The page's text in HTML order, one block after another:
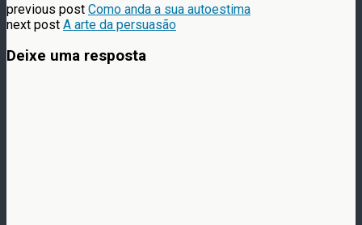
previous post Como anda a sua autoestima
next post A arte da persuasão
Deixe uma resposta